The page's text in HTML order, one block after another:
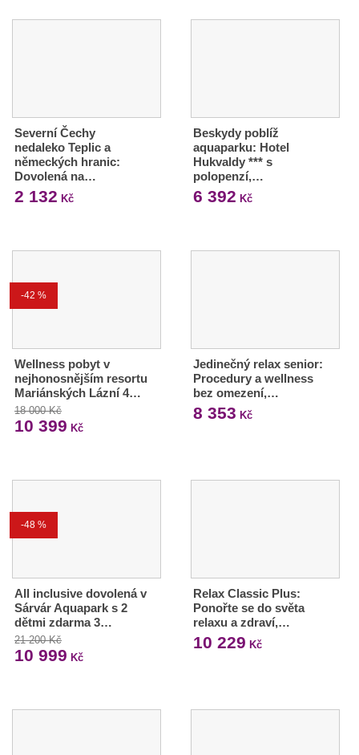
Severní Čechy
nedaleko Teplic a
německých hranic:
Dovolená na…
2 132 Kč
Beskydy poblíž
aquaparku: Hotel
Hukvaldy *** s
polopenzí,…
6 392 Kč
-42 %
Wellness pobyt v
nejhonosnějším resortu
Mariánských Lázní 4…
18 000 Kč
10 399 Kč
Jedinečný relax senior:
Procedury a wellness
bez omezení,…
8 353 Kč
-48 %
All inclusive dovolená v
Sárvár Aquapark s 2
dětmi zdarma 3…
21 200 Kč
10 999 Kč
Relax Classic Plus:
Ponořte se do světa
relaxu a zdraví,…
10 229 Kč